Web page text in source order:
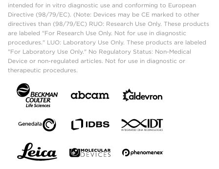
intended for in vitro diagnostic use and conforming to European
Directive (98/79/EC). (Note: Devices may be CE marked to other
directives than (98/79/EC) RUO: Research Use Only. These products
are labeled "For Research Use Only. Not for use in diagnostic
procedures." LUO: Laboratory Use Only. These products are labeled
"For Laboratory Use Only." No Regulatory Status: Non-Medical
Device or non-regulated articles. Not for use in diagnostic or
therapeutic procedures.